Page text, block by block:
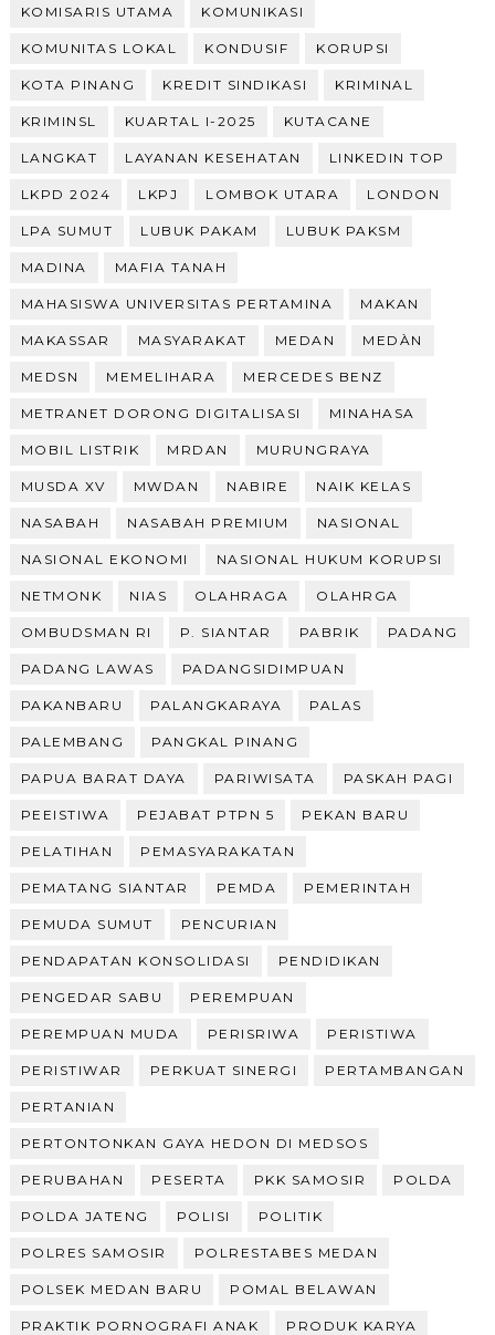
KOMISARIS UTAMA KOMUNIKASI
KOMUNITAS LOKAL KONDUSIF KORUPSI
KOTA PINANG KREDIT SINDIKASI KRIMINAL
KRIMINSL KUARTAL I-2025 KUTACANE
LANGKAT LAYANAN KESEHATAN LINKEDIN TOP
LKPD 2024 LKPJ LOMBOK UTARA LONDON
LPA SUMUT LUBUK PAKAM LUBUK PAKSM
MADINA MAFIA TANAH
MAHASISWA UNIVERSITAS PERTAMINA MAKAN
MAKASSAR MASYARAKAT MEDAN MEDÀN
MEDSN MEMELIHARA MERCEDES BENZ
METRANET DORONG DIGITALISASI MINAHASA
MOBIL LISTRIK MRDAN MURUNGRAYA
MUSDA XV MWDAN NABIRE NAIK KELAS
NASABAH NASABAH PREMIUM NASIONAL
NASIONAL EKONOMI NASIONAL HUKUM KORUPSI
NETMONK NIAS OLAHRAGA OLAHRGA
OMBUDSMAN RI P. SIANTAR PABRIK PADANG
PADANG LAWAS PADANGSIDIMPUAN
PAKANBARU PALANGKARAYA PALAS
PALEMBANG PANGKAL PINANG
PAPUA BARAT DAYA PARIWISATA PASKAH PAGI
PEEISTIWA PEJABAT PTPN 5 PEKAN BARU
PELATIHAN PEMASYARAKATAN
PEMATANG SIANTAR PEMDA PEMERINTAH
PEMUDA SUMUT PENCURIAN
PENDAPATAN KONSOLIDASI PENDIDIKAN
PENGEDAR SABU PEREMPUAN
PEREMPUAN MUDA PERISRIWA PERISTIWA
PERISTIWAR PERKUAT SINERGI PERTAMBANGAN
PERTANIAN
PERTONTONKAN GAYA HEDON DI MEDSOS
PERUBAHAN PESERTA PKK SAMOSIR POLDA
POLDA JATENG POLISI POLITIK
POLRES SAMOSIR POLRESTABES MEDAN
POLSEK MEDAN BARU POMAL BELAWAN
PRAKTIK PORNOGRAFI ANAK PRODUK KARYA